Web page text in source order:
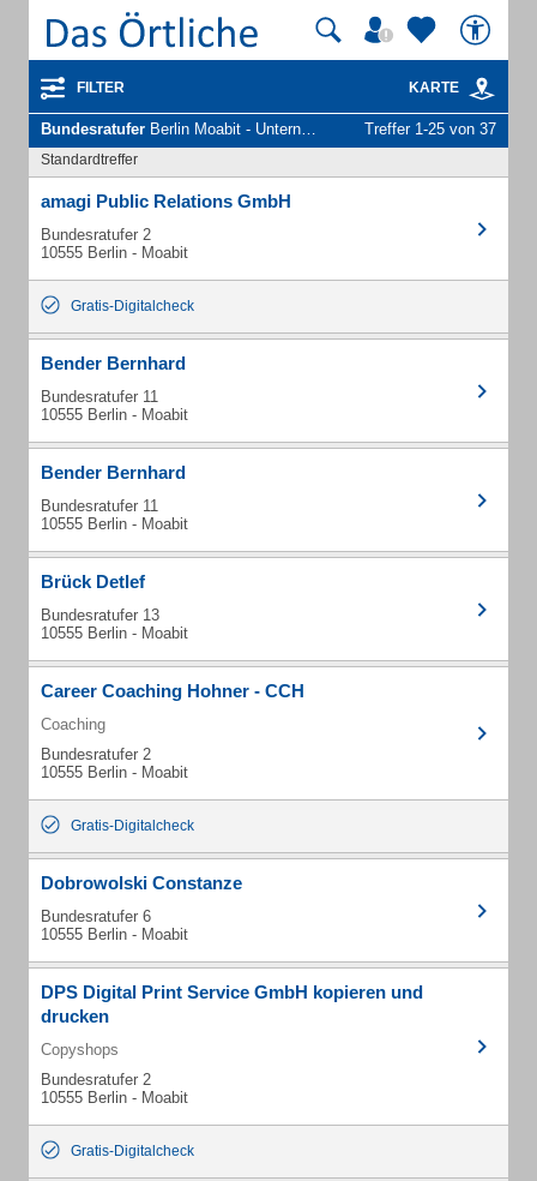
FILTER KARTE
Bundesratufer Berlin Moabit - Unternehmen und Personen Treffer 1-25 von 37
Standardtreffer
amagi Public Relations GmbH
Bundesratufer 2
10555 Berlin - Moabit
Gratis-Digitalcheck
Bender Bernhard
Bundesratufer 11
10555 Berlin - Moabit
Bender Bernhard
Bundesratufer 11
10555 Berlin - Moabit
Brück Detlef
Bundesratufer 13
10555 Berlin - Moabit
Career Coaching Hohner - CCH
Coaching
Bundesratufer 2
10555 Berlin - Moabit
Gratis-Digitalcheck
Dobrowolski Constanze
Bundesratufer 6
10555 Berlin - Moabit
DPS Digital Print Service GmbH kopieren und
drucken
Copyshops
Bundesratufer 2
10555 Berlin - Moabit
Gratis-Digitalcheck